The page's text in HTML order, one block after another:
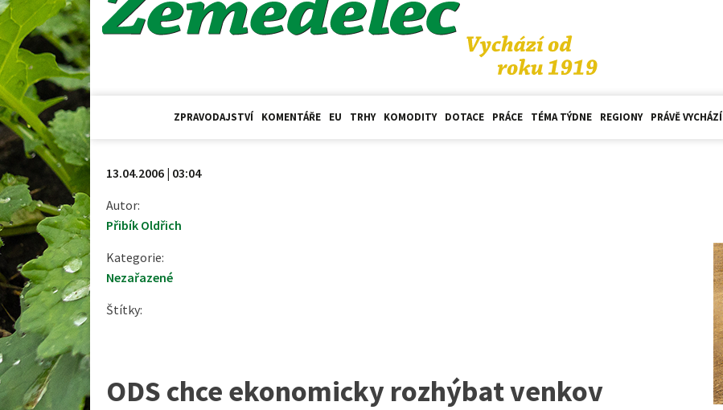
ZPRAVODAJSTVÍ KOMENTÁŘE EU TRHY KOMODITY DOTACE PRÁCE TÉMA TÝDNE REGIONY PRÁVĚ VYCHÁZÍ
13.04.2006 | 03:04
Autor:
Přibík Oldřich
Kategorie:
Nezařazené
Štítky:
ODS chce ekonomicky rozhýbat venkov